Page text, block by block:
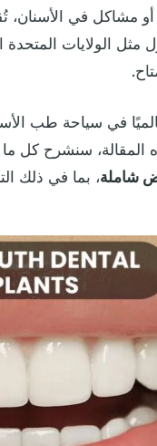
مشاكل في الأسنان،
الولايات المتحدة
في سياحة طب
المقالة، سنشرح كل
شاملة، بما في ذلك